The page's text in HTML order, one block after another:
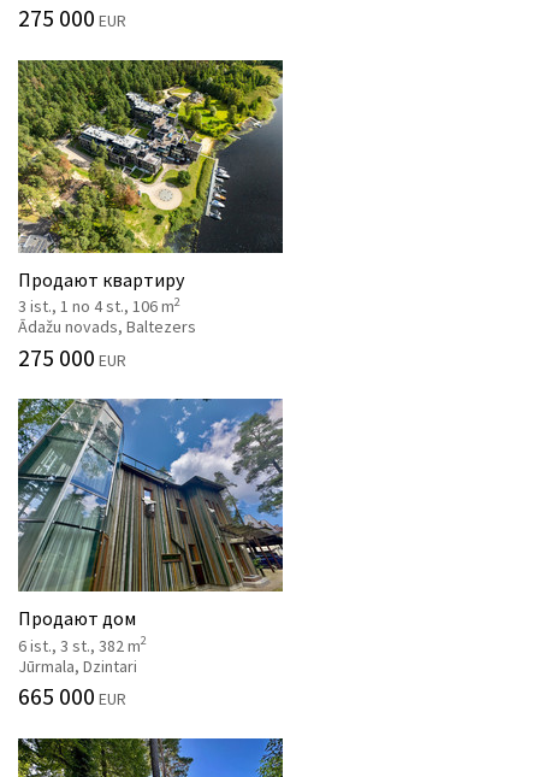
275 000 EUR
Продают квартиру
3 ist., 1 no 4 st., 106 m2
Ādažu novads, Baltezers
275 000 EUR
Продают дом
6 ist., 3 st., 382 m2
Jūrmala, Dzintari
665 000 EUR